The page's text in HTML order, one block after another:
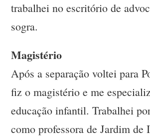
trabalhei no escritório de
sogra.
Magistério
Após a separação voltei para
fiz o magistério e me
educação infantil. Trabalhei
como professora de Jardim de